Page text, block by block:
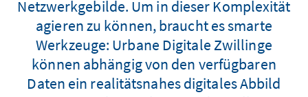
Netzwerkgebilde. Um in dieser Komplexität
agieren zu können, braucht es smarte
Werkzeuge: Urbane Digitale Zwillinge
können abhängig von den verfügbaren
Daten ein realitätsnahes digitales Abbild